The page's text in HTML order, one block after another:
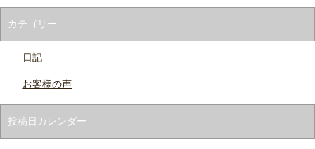
カテゴリー
日記
お客様の声
投稿日カレンダー